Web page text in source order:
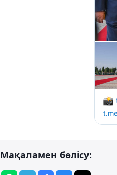
Мақаламен бөлісу: